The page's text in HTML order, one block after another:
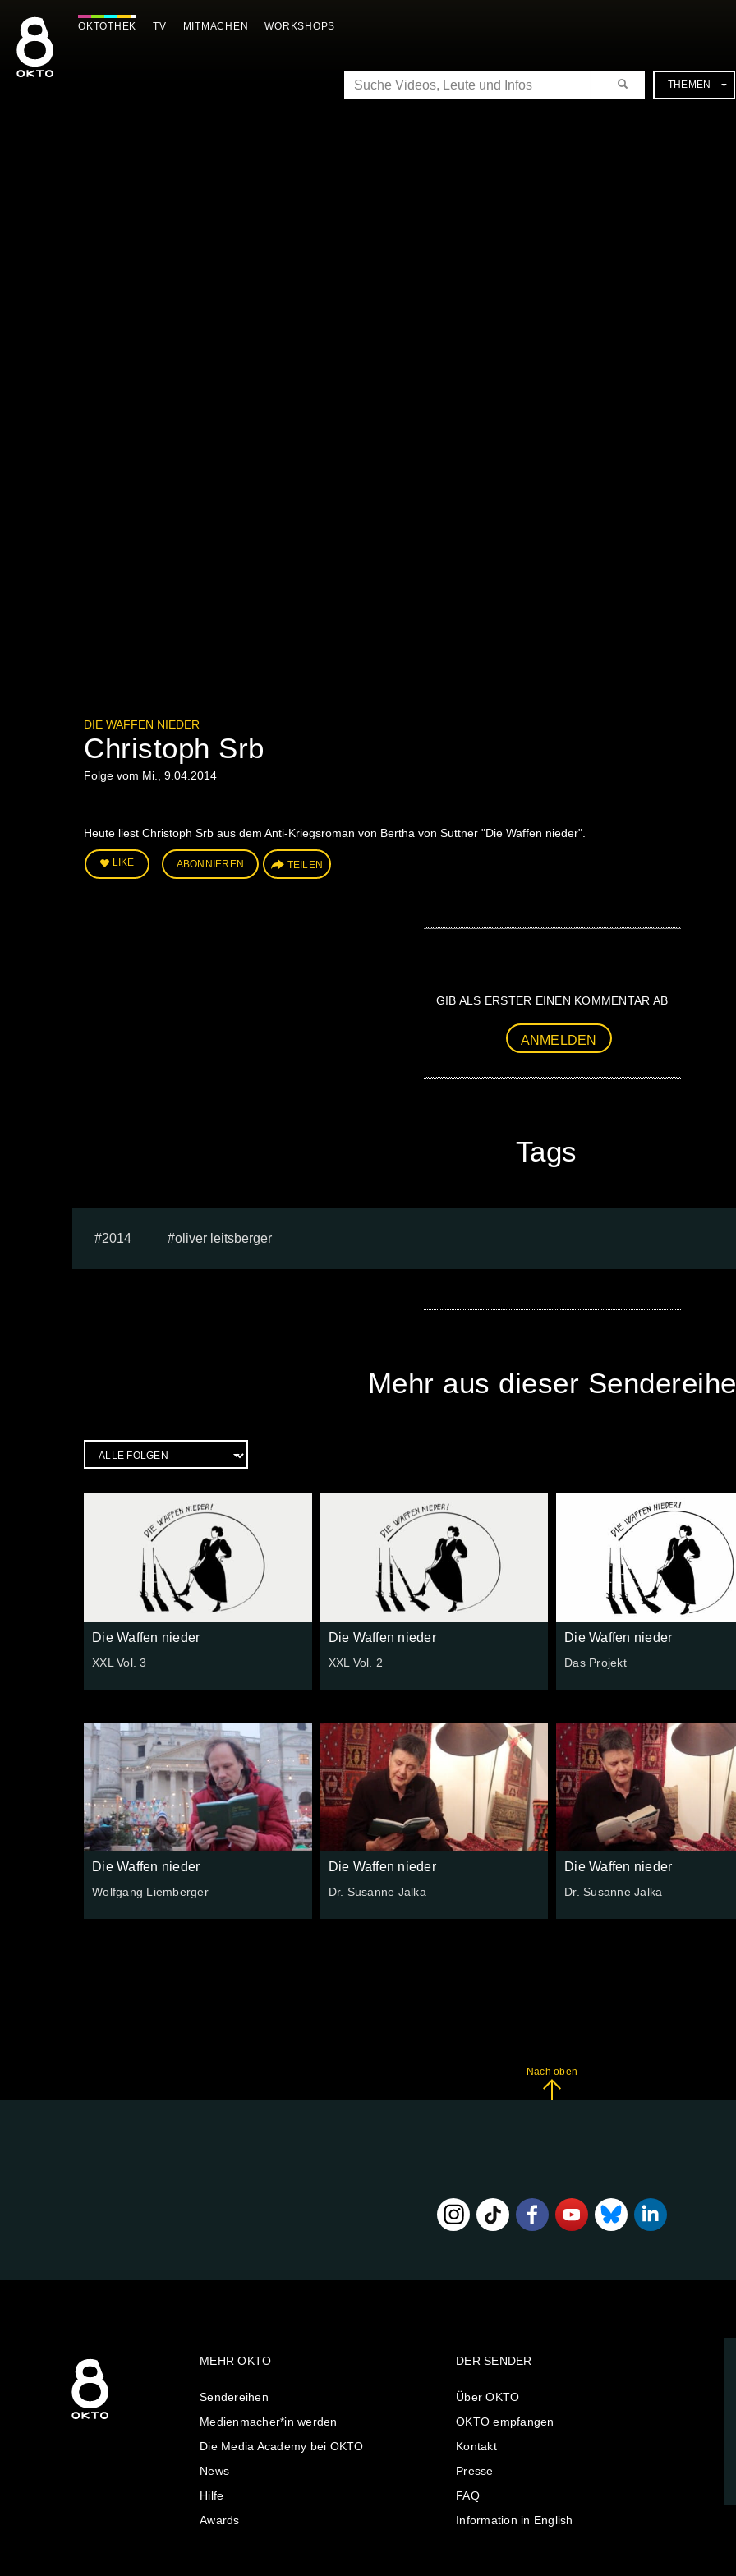
Inhalt
springen
OKTOTHEK TV MITMACHEN WORKSHOPS
SUCHE THEMEN
DIE WAFFEN NIEDER
Christoph Srb
Folge vom Mi., 9.04.2014
Heute liest Christoph Srb aus dem Anti-Kriegsroman von Bertha von Suttner "Die Waffen nieder".
LIKE ABONNIEREN TEILEN
GIB ALS ERSTER EINEN KOMMENTAR AB
ANMELDEN
Tags
2014 oliver leitsberger
Mehr aus dieser Sendereihe
Die Waffen nieder
XXL Vol. 3
Die Waffen nieder
XXL Vol. 2
Die Waffen nieder
Das Projekt
Die Waffen nieder
Wolfgang Liemberger
Die Waffen nieder
Dr. Susanne Jalka
Die Waffen nieder
Dr. Susanne Jalka
Nach oben
MEHR OKTO
Sendereihen
Medienmacher*in werden
Die Media Academy bei OKTO
News
Hilfe
Awards
DER SENDER
Über OKTO
OKTO empfangen
Kontakt
Presse
FAQ
Information in English